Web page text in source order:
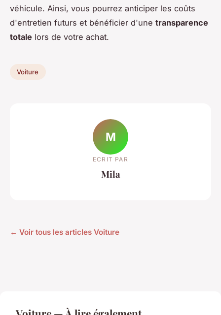
véhicule. Ainsi, vous pourrez anticiper les coûts
d'entretien futurs et bénéficier d'une transparence
totale lors de votre achat.
Voiture
M
ECRIT PAR
Mila
← Voir tous les articles Voiture